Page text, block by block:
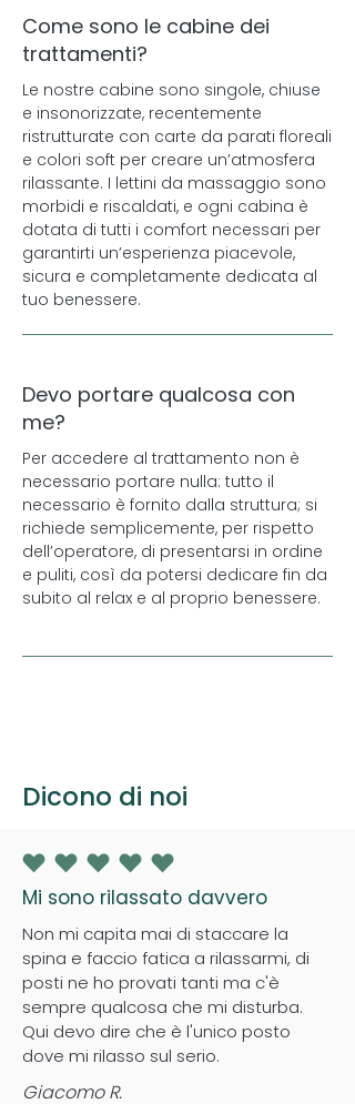
Come sono le cabine dei
trattamenti?
Le nostre cabine sono singole, chiuse
e insonorizzate, recentemente
ristrutturate con carte da parati floreali
e colori soft per creare un’atmosfera
rilassante. I lettini da massaggio sono
morbidi e riscaldati, e ogni cabina è
dotata di tutti i comfort necessari per
garantirti un’esperienza piacevole,
sicura e completamente dedicata al
tuo benessere.
Devo portare qualcosa con
me?
Per accedere al trattamento non è
necessario portare nulla: tutto il
necessario è fornito dalla struttura; si
richiede semplicemente, per rispetto
dell’operatore, di presentarsi in ordine
e puliti, così da potersi dedicare fin da
subito al relax e al proprio benessere.
Dicono di noi
la valutazione media è 5 su 5
Mi sono rilassato davvero
Non mi capita mai di staccare la
spina e faccio fatica a rilassarmi, di
posti ne ho provati tanti ma c'è
sempre qualcosa che mi disturba.
Qui devo dire che è l'unico posto
dove mi rilasso sul serio.
Giacomo R.